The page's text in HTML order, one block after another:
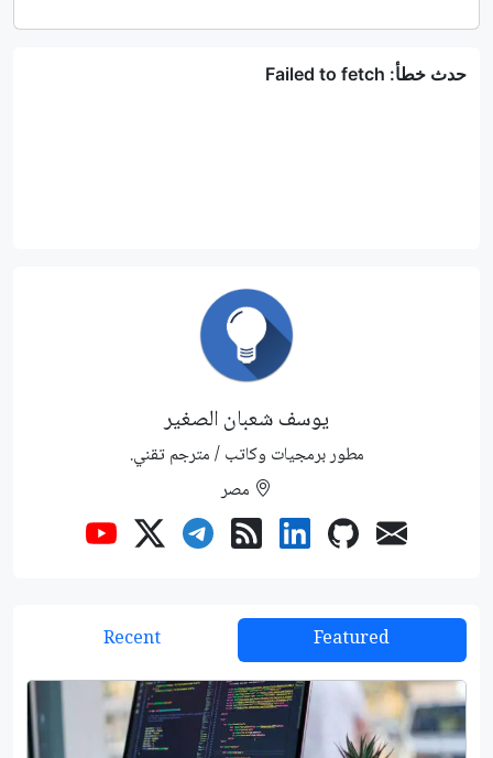
يوسف شعبان الصغير
مطور برمجيات وكاتب / مترجم تقني.
مصر
Featured
Recent